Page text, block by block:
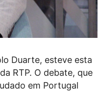
Duarte, esteve esta
da RTP. O debate, que
em Portugal